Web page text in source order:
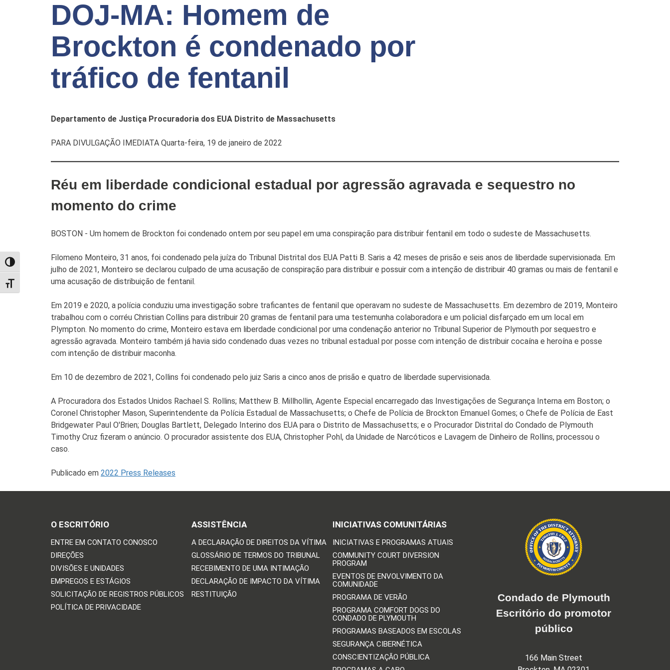
TOGGLE HIGH CONTRAST
TOGGLE FONT SIZE
DOJ-MA: Homem de
Brockton é condenado por
tráfico de fentanil
Departamento de Justiça Procuradoria dos EUA Distrito de Massachusetts
PARA DIVULGAÇÃO IMEDIATA Quarta-feira, 19 de janeiro de 2022
Réu em liberdade condicional estadual por agressão agravada e sequestro no
momento do crime
BOSTON - Um homem de Brockton foi condenado ontem por seu papel em uma conspiração para distribuir fentanil em todo o sudeste de Massachusetts.
Filomeno Monteiro, 31 anos, foi condenado pela juíza do Tribunal Distrital dos EUA Patti B. Saris a 42 meses de prisão e seis anos de liberdade supervisionada. Em
julho de 2021, Monteiro se declarou culpado de uma acusação de conspiração para distribuir e possuir com a intenção de distribuir 40 gramas ou mais de fentanil e
uma acusação de distribuição de fentanil.
Em 2019 e 2020, a polícia conduziu uma investigação sobre traficantes de fentanil que operavam no sudeste de Massachusetts. Em dezembro de 2019, Monteiro
trabalhou com o corréu Christian Collins para distribuir 20 gramas de fentanil para uma testemunha colaboradora e um policial disfarçado em um local em
Plympton. No momento do crime, Monteiro estava em liberdade condicional por uma condenação anterior no Tribunal Superior de Plymouth por sequestro e
agressão agravada. Monteiro também já havia sido condenado duas vezes no tribunal estadual por posse com intenção de distribuir cocaína e heroína e posse
com intenção de distribuir maconha.
Em 10 de dezembro de 2021, Collins foi condenado pelo juiz Saris a cinco anos de prisão e quatro de liberdade supervisionada.
A Procuradora dos Estados Unidos Rachael S. Rollins; Matthew B. Millhollin, Agente Especial encarregado das Investigações de Segurança Interna em Boston; o
Coronel Christopher Mason, Superintendente da Polícia Estadual de Massachusetts; o Chefe de Polícia de Brockton Emanuel Gomes; o Chefe de Polícia de East
Bridgewater Paul O'Brien; Douglas Bartlett, Delegado Interino dos EUA para o Distrito de Massachusetts; e o Procurador Distrital do Condado de Plymouth
Timothy Cruz fizeram o anúncio. O procurador assistente dos EUA, Christopher Pohl, da Unidade de Narcóticos e Lavagem de Dinheiro de Rollins, processou o
caso.
Publicado em 2022 Press Releases
O ESCRITÓRIO
ENTRE EM CONTATO CONOSCO
DIREÇÕES
DIVISÕES E UNIDADES
EMPREGOS E ESTÁGIOS
SOLICITAÇÃO DE REGISTROS PÚBLICOS
POLÍTICA DE PRIVACIDADE
ASSISTÊNCIA
A DECLARAÇÃO DE DIREITOS DA VÍTIMA
GLOSSÁRIO DE TERMOS DO TRIBUNAL
RECEBIMENTO DE UMA INTIMAÇÃO
DECLARAÇÃO DE IMPACTO DA VÍTIMA
RESTITUIÇÃO
INICIATIVAS COMUNITÁRIAS
INICIATIVAS E PROGRAMAS ATUAIS
COMMUNITY COURT DIVERSION
PROGRAM
EVENTOS DE ENVOLVIMENTO DA
COMUNIDADE
PROGRAMA DE VERÃO
PROGRAMA COMFORT DOGS DO
CONDADO DE PLYMOUTH
PROGRAMAS BASEADOS EM ESCOLAS
SEGURANÇA CIBERNÉTICA
CONSCIENTIZAÇÃO PÚBLICA
Condado de Plymouth
Escritório do promotor
público
166 Main Street